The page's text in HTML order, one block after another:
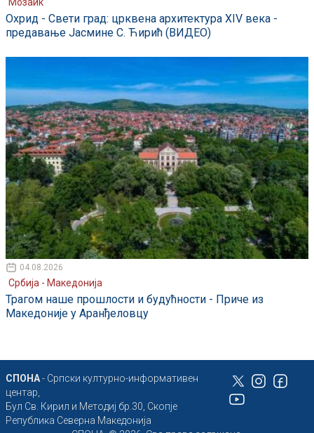
Охрид - Свети град: црквена архитектура XIV века -
предавање Јасмине С. Ћирић (ВИДЕО)
04.08.2026
Србија - Македонија
Трагом наше прошлости и будућности - Приче из
Македоније у Аранђеловцу
СПОНА- Српски културно-информативен
центар,
Бул Св. Кирил и Методиј бр.30, Скопје
Република Северна Македонија